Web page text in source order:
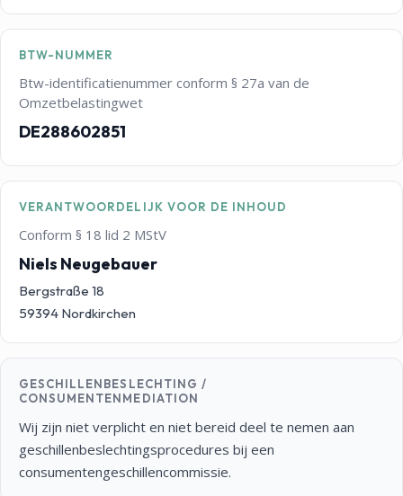
BTW-NUMMER
Btw-identificatienummer conform § 27a van de
Omzetbelastingwet
DE288602851
VERANTWOORDELIJK VOOR DE INHOUD
Conform § 18 lid 2 MStV
Niels Neugebauer
Bergstraße 18
59394 Nordkirchen
GESCHILLENBESLECHTING /
CONSUMENTENMEDIATION
Wij zijn niet verplicht en niet bereid deel te nemen aan
geschillenbeslechtingsprocedures bij een
consumentengeschillencommissie.